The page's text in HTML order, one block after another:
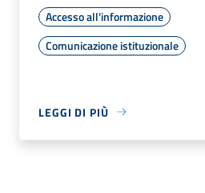
Accesso all'informazione
Comunicazione istituzionale
LEGGI DI PIÙ